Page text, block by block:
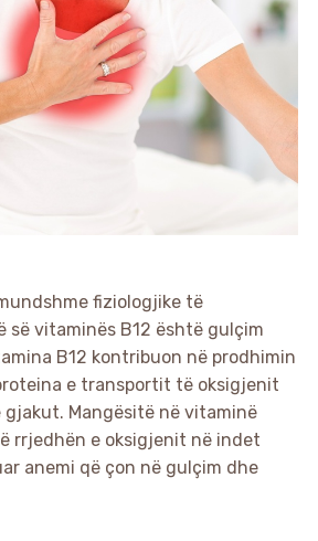
fiziologjike të
së vitaminës B12 është gulçim
B12 kontribuon në prodhimin
e transportit të oksigjenit
Mangësitë në vitaminë
rrjedhën e oksigjenit në indet
anemi që çon në gulçim dhe